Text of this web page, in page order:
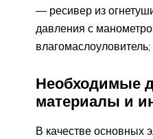
— ресивер из
давления с
Необходимые
материалы и
В качестве основных